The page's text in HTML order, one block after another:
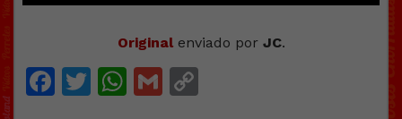
Originalenviado por JC.
Facebook
Twitter
WhatsApp
Gmail